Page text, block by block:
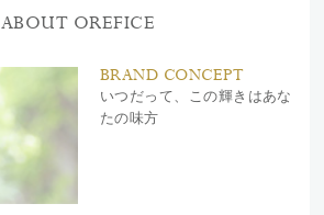
ABOUT OREFICE
BRAND CONCEPT
いつだって、この輝きはあな
たの味方